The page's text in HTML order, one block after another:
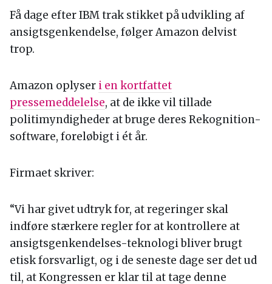
Få dage efter IBM trak stikket på udvikling af
ansigtsgenkendelse, følger Amazon delvist
trop.
Amazon oplyser i en kortfattet
pressemeddelelse, at de ikke vil tillade
politimyndigheder at bruge deres Rekognition-
software, foreløbigt i ét år.
Firmaet skriver:
“Vi har givet udtryk for, at regeringer skal
indføre stærkere regler for at kontrollere at
ansigtsgenkendelses-teknologi bliver brugt
etisk forsvarligt, og i de seneste dage ser det ud
til, at Kongressen er klar til at tage denne